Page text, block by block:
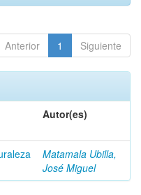
Anterior 1 Siguiente
Autor(es)
Matamala Ubilla,
José Miguel